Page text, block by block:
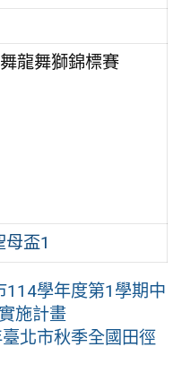
龍舞獅錦標賽
母盃1
114學年度第1學期中
施計畫
北市秋季全國田徑